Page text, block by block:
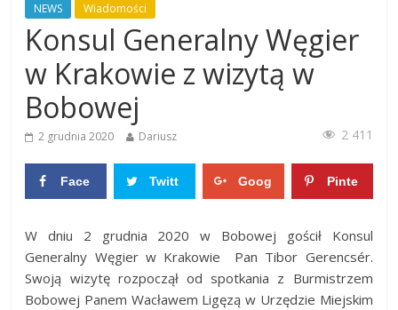
NEWS Wiadomości
Konsul Generalny Węgier
w Krakowie z wizytą w
Bobowej
2 grudnia 2020 Dariusz 2 411
Face
k
Twitt Goog Pinte
W dniu 2 grudnia 2020 w Bobowej gościł Konsul
Generalny Węgier w Krakowie Pan Tibor Gerencsér.
Swoją wizytę rozpoczął od spotkania z Burmistrzem
Bobowej Panem Wacławem Ligęzą w Urzędzie Miejskim